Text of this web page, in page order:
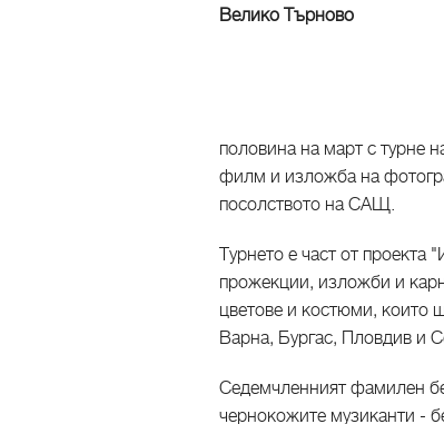
Велико Търново
половина на март с турне
филм и изложба на
посолството на САЩ.
Турнето е част от
прожекции, изложби и
цветове и костюми, които
Варна, Бургас, Пловдив и
Седемчленният фамилен
чернокожите музиканти -